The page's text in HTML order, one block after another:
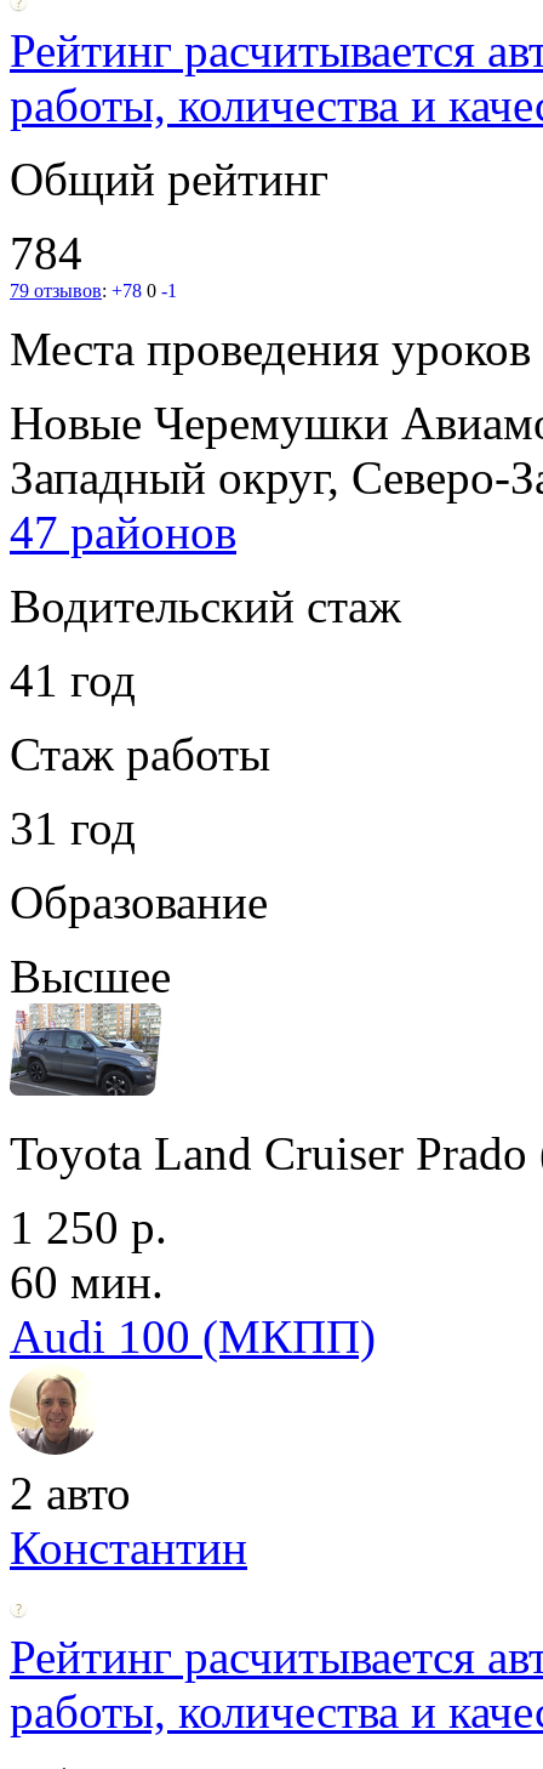
Рейтинг расчитывается
работы, количества и
Общий рейтинг
784
79 отзывов: +78 0 -1
Места проведения уроков
Новые Черемушки
Западный округ, Северо-
47 районов
Водительский стаж
41 год
Стаж работы
31 год
Образование
Высшее
Toyota Land Cruiser
1 250 р.
60 мин.
Audi 100 (МКПП)
2 авто
Константин
Рейтинг расчитывается
работы, количества и